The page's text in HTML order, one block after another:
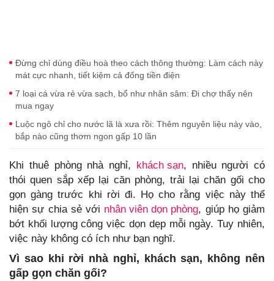
Đừng chỉ dùng điều hoà theo cách thông thường: Làm cách này
mát cực nhanh, tiết kiệm cả đống tiền điện
7 loại cá vừa rẻ vừa sạch, bổ như nhân sâm: Đi chợ thấy nên
mua ngay
Luộc ngô chỉ cho nước lã là xưa rồi: Thêm nguyên liệu này vào,
bắp nào cũng thơm ngon gấp 10 lần
Khi thuê phòng nhà nghỉ, khách sạn, nhiều người có
thói quen sắp xếp lại căn phòng, trải lại chăn gối cho
gọn gàng trước khi rời đi. Họ cho rằng việc này thể
hiện sự chia sẻ với nhân viên dọn phòng, giúp họ giảm
bớt khối lượng công việc dọn dẹp mỗi ngày. Tuy nhiên,
việc này không có ích như bạn nghĩ.
Vì sao khi rời nhà nghỉ, khách sạn, không nên
gấp gọn chăn gối?